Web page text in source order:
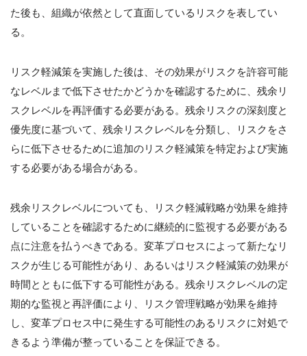
た後も、組織が依然として直面しているリスクを表してい
る。
リスク軽減策を実施した後は、その効果がリスクを許容可能
なレベルまで低下させたかどうかを確認するために、残余リ
スクレベルを再評価する必要がある。残余リスクの深刻度と
優先度に基づいて、残余リスクレベルを分類し、リスクをさ
らに低下させるために追加のリスク軽減策を特定および実施
する必要がある場合がある。
残余リスクレベルについても、リスク軽減戦略が効果を維持
していることを確認するために継続的に監視する必要がある
点に注意を払うべきである。変革プロセスによって新たなリ
スクが生じる可能性があり、あるいはリスク軽減策の効果が
時間とともに低下する可能性がある。残余リスクレベルの定
期的な監視と再評価により、リスク管理戦略が効果を維持
し、変革プロセス中に発生する可能性のあるリスクに対処で
きるよう準備が整っていることを保証できる。